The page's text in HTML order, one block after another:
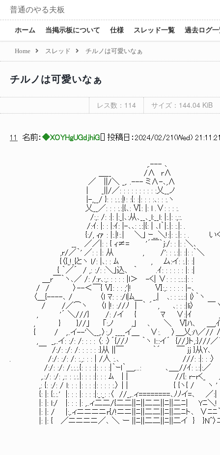
普通のやる夫板
ホーム 当掲示板について 仕様 スレッド一覧 過去ログ
Home スレッド チルノは可愛いなぁ
チルノは可愛いなぁ
レス数：114 サイズ：144.04 KiB
11 名前： ◆XOYHgUGdjhiG ] 投稿日： 2024/02/21(Wed)
,.--- ､
＿__ /∧ r∧
／ ||/＼ _,. .--- ミ∧-､,∧
| _||/／: : : : : : : : : :乂__ノ
|-,__/ }: : :.:.:|!: :{: :|: : : :､: : :.ヽ
乂__／: : : :.:|{､: Ⅵ: |: l .∨: : : :.
/:,: /: :|: |:_|､:从､__､_l:__l: |:.|: :,::.
/:ｲ: |: : |:ｲ: |-､､: :.:|{: | ､l｀|:.|: :.|: .
{:/, ｨｧ : |:.|!:.| ＼｣ ｰ__＼!:|: :.|: : . いくつ
__ ／／|: : { ｨ≠= '´￣｀j:/: : |: :＼､
,r/／｀' ／: : |: 从 , /': : :.:|: :|: :｀＼
{〈{_!_{とヽ l/: |､: : ﾑ , ム:イ: :.|: :|
{ ｀／´ / ,: :/: :＼｣込､ ｀ .ｲ: : : : : : |: :|
＿r￣｀ヽ､／ /: /:r､:,: : : : : |l＞ -く| ∨: : : :.:.:|: :
/ / 〉--＜￣{ Ⅵ: : : ;'|! Ⅵ:,: : : : : |-､
〈＿{----､ / 〈l ﾏ: : :/l|ﾑ＿ _,| ､: : :.:.:| l〉｀ヽ
/ /／⌒ヽ 〈l |!: ://ﾉ | ｀ ´ , ､: : :|li〉 ￣
, '´ ＼///} /: /イ { ﾏ ∨:|ｲ
, } }//｣ ｢:ノ ,｣ ､ ＼ Ⅵﾊ､ ＿,ｲ
{ / ,..イ--'＼__,.〉:,ﾉ ____イ＿ ∨:. 〉＿乂:ﾊ／//
, _,..イ: :/: /: : : : 〈: :〉´{//ﾉ ｀ヽ l:::イ´ {//,}ト,:}///／
￣ /:/: :/: /: : : : : :}从 ||￣ ｀´ ￣ jj }从Y
. /:/: :/: /: :.,: : : | /人 :.､ ///: :|: : :
/:/: :/: /:.:.:.{: : : :|: : : :|｀ｰl｀＿,...: ､＿_//ｲ: :.:|:
,.:/: :/: ,:: : :.:.|: : : :|: : : ﾑ | | //{: r-rく_
,: {: :/: / l: : : |: : : :|: : : : :.〉 | | { {ヽ{ / ヽ '
{: |: {:.:.' |: : : |: : : :|:_:_: :〈 //_,..ィ========､ﾉﾉイ=､ ／:|
|: |: l:/ |: : : |: ,..ィ二二/{二二||ﾆ||二二||ﾆ||二ﾆ| Yﾆ＼!
|: |: / |:,.ィニニニニr{/!ニニ||ﾆ||二二||ﾆ||二ﾆト､ ∨ﾆﾆ｀
|: |: { ／ニニニニ／､ ＼ ー ||ﾆ||二二||ﾆ||二イ } }N^〉